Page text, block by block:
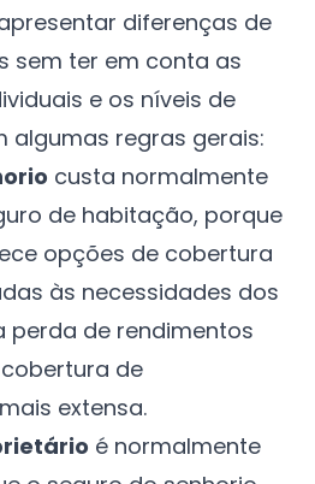
diferenças de
sem ter em conta as
e os níveis de
algumas regras gerais:
custa normalmente
de habitação, porque
opções de cobertura
às necessidades dos
perda de rendimentos
de
extensa.
é normalmente